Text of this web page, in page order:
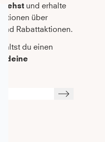
gehst und erhalte
über
und Rabattaktionen.
deine